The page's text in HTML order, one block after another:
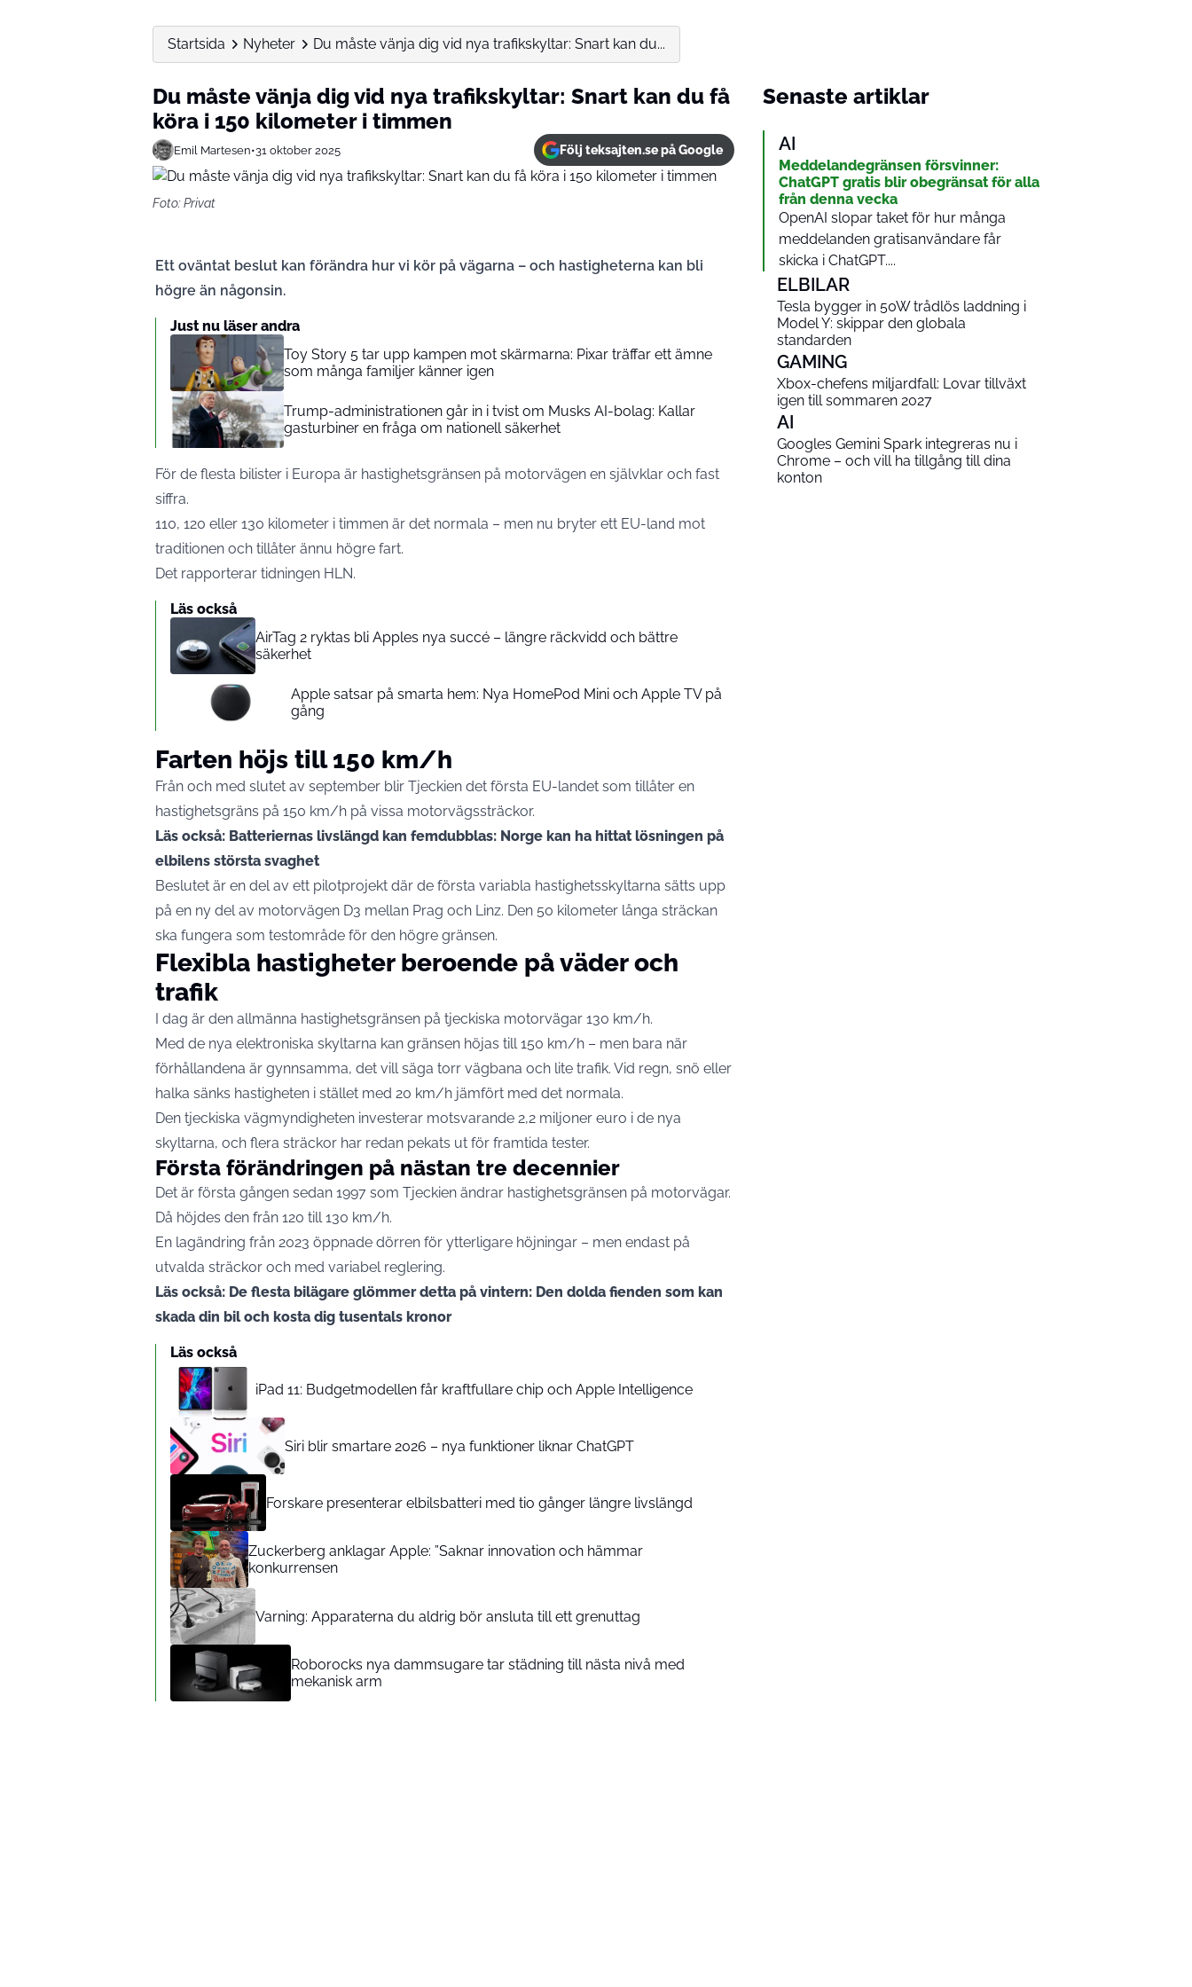
Startsida Nyheter Du måste vänja dig vid nya trafikskyltar: Snart kan du...
Du måste vänja dig vid nya trafikskyltar: Snart kan du få
köra i 150 kilometer i timmen
Emil Martesen•31 oktober 2025 Följ teksajten.se på Google
Foto: Privat
Ett oväntat beslut kan förändra hur vi kör på vägarna – och hastigheterna kan bli
högre än någonsin.
Just nu läser andra
Toy Story 5 tar upp kampen mot skärmarna: Pixar träffar ett ämne
som många familjer känner igen
Trump-administrationen går in i tvist om Musks AI-bolag: Kallar
gasturbiner en fråga om nationell säkerhet
För de flesta bilister i Europa är hastighetsgränsen på motorvägen en självklar och fast
siffra.
110, 120 eller 130 kilometer i timmen är det normala – men nu bryter ett EU-land mot
traditionen och tillåter ännu högre fart.
Det rapporterar tidningen HLN.
Läs också
AirTag 2 ryktas bli Apples nya succé – längre räckvidd och bättre
säkerhet
Apple satsar på smarta hem: Nya HomePod Mini och Apple TV på
gång
Farten höjs till 150 km/h
Från och med slutet av september blir Tjeckien det första EU-landet som tillåter en
hastighetsgräns på 150 km/h på vissa motorvägssträckor.
Läs också: Batteriernas livslängd kan femdubblas: Norge kan ha hittat lösningen på
elbilens största svaghet
Beslutet är en del av ett pilotprojekt där de första variabla hastighetsskyltarna sätts upp
på en ny del av motorvägen D3 mellan Prag och Linz. Den 50 kilometer långa sträckan
ska fungera som testområde för den högre gränsen.
Flexibla hastigheter beroende på väder och
trafik
I dag är den allmänna hastighetsgränsen på tjeckiska motorvägar 130 km/h.
Med de nya elektroniska skyltarna kan gränsen höjas till 150 km/h – men bara när
förhållandena är gynnsamma, det vill säga torr vägbana och lite trafik. Vid regn, snö eller
halka sänks hastigheten i stället med 20 km/h jämfört med det normala.
Den tjeckiska vägmyndigheten investerar motsvarande 2,2 miljoner euro i de nya
skyltarna, och flera sträckor har redan pekats ut för framtida tester.
Första förändringen på nästan tre decennier
Det är första gången sedan 1997 som Tjeckien ändrar hastighetsgränsen på motorvägar.
Då höjdes den från 120 till 130 km/h.
En lagändring från 2023 öppnade dörren för ytterligare höjningar – men endast på
utvalda sträckor och med variabel reglering.
Läs också: De flesta bilägare glömmer detta på vintern: Den dolda fienden som kan
skada din bil och kosta dig tusentals kronor
Läs också
iPad 11: Budgetmodellen får kraftfullare chip och Apple Intelligence
Siri blir smartare 2026 – nya funktioner liknar ChatGPT
Forskare presenterar elbilsbatteri med tio gånger längre livslängd
Zuckerberg anklagar Apple: ”Saknar innovation och hämmar
konkurrensen
Varning: Apparaterna du aldrig bör ansluta till ett grenuttag
Roborocks nya dammsugare tar städning till nästa nivå med
mekanisk arm
Senaste artiklar
AI
Meddelandegränsen försvinner:
ChatGPT gratis blir obegränsat för alla
från denna vecka
OpenAI slopar taket för hur många
meddelanden gratisanvändare får
skicka i ChatGPT....
ELBILAR
Tesla bygger in 50W trådlös laddning i
Model Y: skippar den globala
standarden
GAMING
Xbox-chefens miljardfall: Lovar tillväxt
igen till sommaren 2027
AI
Googles Gemini Spark integreras nu i
Chrome – och vill ha tillgång till dina
konton